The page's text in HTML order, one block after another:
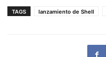
TAGS lanzamiento de Shell